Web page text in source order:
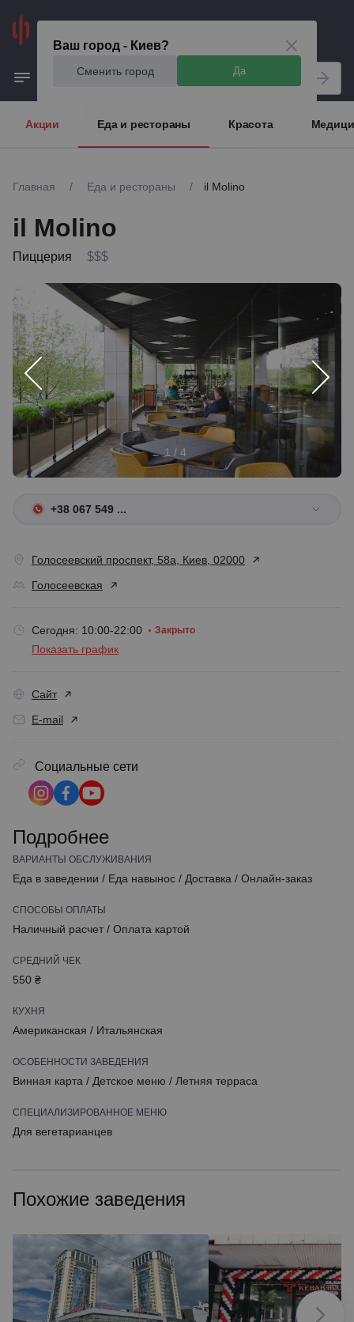
Ваш город - Киев?
Сменить город Да
Акции Еда и рестораны Красота
Главная / Еда и рестораны / il Molino
il Molino
Пиццерия $$$
1 / 4
+38 067 549 ...
Голосеевский проспект, 58а, Киев, 02000
Голосеевская
Сегодня: 10:00-22:00 Закрыто
Показать график
Сайт
E-mail
Социальные сети
Подробнее
ВАРИАНТЫ ОБСЛУЖИВАНИЯ
Еда в заведении / Еда навынос / Доставка / Онлайн-заказ
СПОСОБЫ ОПЛАТЫ
Наличный расчет / Оплата картой
СРЕДНИЙ ЧЕК
550 ₴
КУХНЯ
Американская / Итальянская
ОСОБЕННОСТИ ЗАВЕДЕНИЯ
Винная карта / Детское меню / Летняя терраса
СПЕЦИАЛИЗИРОВАННОЕ МЕНЮ
Для вегетарианцев
Похожие заведения